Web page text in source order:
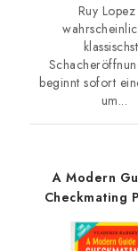
Ruy
beginnt sofort
um...
A Modern
Checkmating